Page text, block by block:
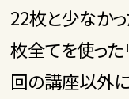
22枚と少なか
枚全てを使った
回の講座以外